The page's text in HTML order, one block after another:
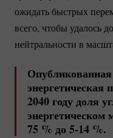
ожидать быстрых
всего, чтобы удалось
нейтральности в
энергетическая
2040 году доля
энергетическом
75 % до5-14 %.